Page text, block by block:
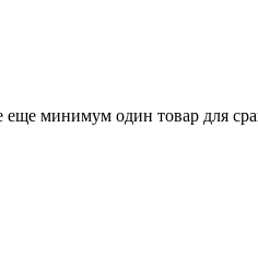
еще минимум один товар для